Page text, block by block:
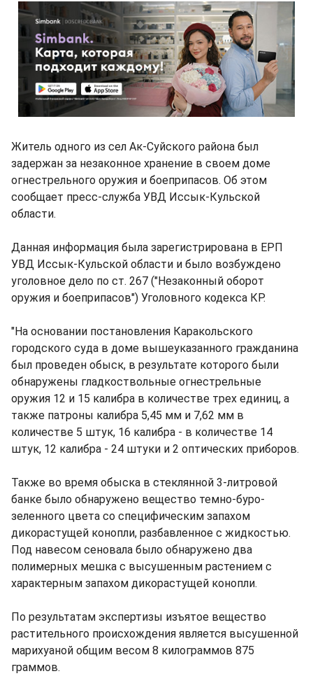
Житель одного из сел Ак-Суйского района был
задержан за незаконное хранение в своем доме
огнестрельного оружия и боеприпасов. Об этом
сообщает пресс-служба УВД Иссык-Кульской
области.
Данная информация была зарегистрирована в ЕРП
УВД Иссык-Кульской области и было возбуждено
уголовное дело по ст. 267 ("Незаконный оборот
оружия и боеприпасов") Уголовного кодекса КР.
"На основании постановления Каракольского
городского суда в доме вышеуказанного гражданина
был проведен обыск, в результате которого были
обнаружены гладкоствольные огнестрельные
оружия 12 и 15 калибра в количестве трех единиц, а
также патроны калибра 5,45 мм и 7,62 мм в
количестве 5 штук, 16 калибра - в количестве 14
штук, 12 калибра - 24 штуки и 2 оптических приборов.
Также во время обыска в стеклянной 3-литровой
банке было обнаружено вещество темно-буро-
зеленного цвета со специфическим запахом
дикорастущей конопли, разбавленное с жидкостью.
Под навесом сеновала было обнаружено два
полимерных мешка с высушенным растением с
характерным запахом дикорастущей конопли.
По результатам экспертизы изъятое вещество
растительного происхождения является высушенной
марихуаной общим весом 8 килограммов 875
граммов.